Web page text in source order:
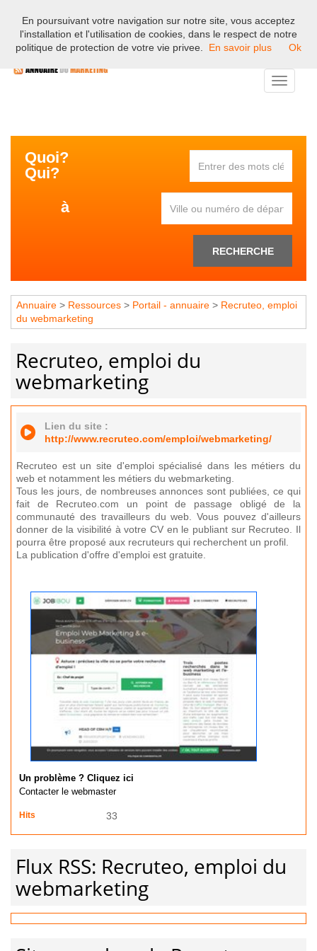
Bienvenue sur l'annuaire professionnel du marketing et de la
communication en France.
Toggle
Quoi?
Qui?
à
RECHERCHE
Annuaire > Ressources > Portail - annuaire > Recruteo, emploi
du webmarketing
Recruteo, emploi du
webmarketing
Lien du site :
http://www.recruteo.com/emploi/webmarketing/
Recruteo est un site d'emploi spécialisé dans les métiers du
web et notamment les métiers du webmarketing.
Tous les jours, de nombreuses annonces sont publiées, ce qui
fait de Recruteo.com un point de passage obligé de la
communauté des travailleurs du web. Vous pouvez d'ailleurs
donner de la visibilité à votre CV en le publiant sur Recruteo. Il
pourra être proposé aux recruteurs qui recherchent un profil.
La publication d'offre d'emploi est gratuite.
Un problème ? Cliquez ici
Contacter le webmaster
Hits 33
Flux RSS: Recruteo, emploi du
webmarketing
En poursuivant votre navigation sur notre site, vous acceptez
l'installation et l'utilisation de cookies, dans le respect de notre
politique de protection de votre vie privee.
En savoir plus Ok